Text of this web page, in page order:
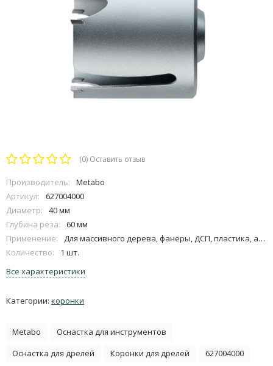
(0) Оставить отзыв
Производитель:
Metabo
Артикул:
627004000
Диаметр:
40 мм
Глубина реза:
60 мм
Применение:
Для массивного дерева, фанеры, ДСП, пластика, акрилового стекла, кафеля (твердость царапанья до 6), гипсовых блоков, газобетона, гераклитовых
Количество:
1 шт.
Все характеристики
Категории: коронки
Metabo
Оснастка для инструментов
Оснастка для дрелей
Коронки для дрелей 627004000